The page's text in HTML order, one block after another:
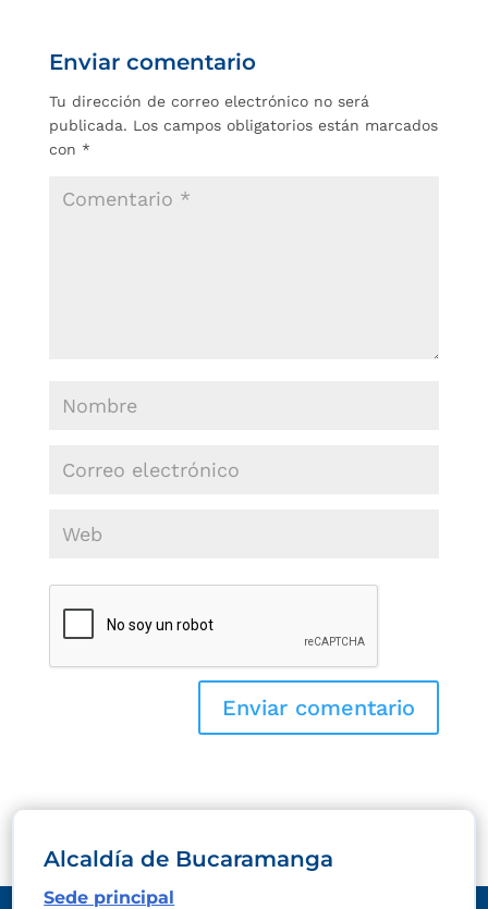
Enviar comentario
Tu dirección de correo electrónico no será
publicada. Los campos obligatorios están marcados
con *
Alcaldía de Bucaramanga
Sede principal